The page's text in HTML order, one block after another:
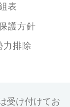
表
護方針
力排除
受け付けてお